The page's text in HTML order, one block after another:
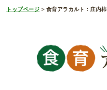
トップページ > 食育アラカルト：庄内柿